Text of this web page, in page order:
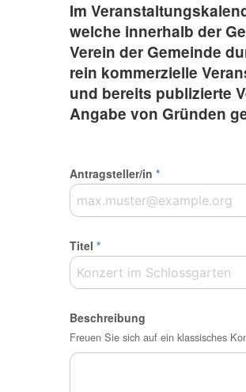
Im
welche innerhalb der
Verein der Gemeinde
rein kommerzielle
und bereits publizierte
Angabe von Gründen
Antragsteller/in *
Titel *
Beschreibung
Freuen Sie sich auf ein klassisches